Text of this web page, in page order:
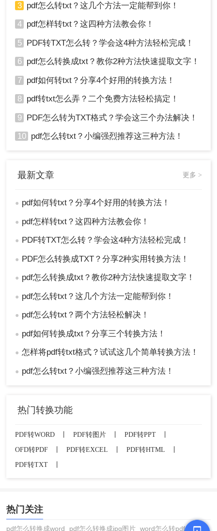
3 pdf怎么转txt？这几个方法一定能帮到你！
4 pdf怎样转txt？这四种方法教会你！
5 PDF转TXT怎么转？学会这4种方法轻松完成！
6 pdf怎么转换成txt？教你2种方法快速提取文字！
7 pdf如何转txt？分享4个好用的转换方法！
8 pdf转txt怎么弄？二个免费方法轻松搞定！
9 PDF怎么转为TXT格式？学会这三个办法解决！
10 pdf怎么转txt？小编强烈推荐这三种方法！
最新文章 更多 >
● pdf如何转txt？分享4个好用的转换方法！
● pdf怎样转txt？这四种方法教会你！
● PDF转TXT怎么转？学会这4种方法轻松完成！
● PDF怎么转换成TXT？分享2种实用转换方法！
● pdf怎么转换成txt？教你2种方法快速提取文字！
● pdf怎么转txt？这几个方法一定能帮到你！
● pdf怎么转txt？两个方法轻松解决！
● pdf如何转换成txt？分享三个转换方法！
● 怎样将pdf转txt格式？试试这几个简单转换方法！
● pdf怎么转txt？小编强烈推荐这三种方法！
热门转换功能
PDF转WORD PDF转图片 PDF转PPT
OFD转PDF
PDF转EXCEL PDF转HTML
PDF转TXT
热门关注
pdf怎么转换成word pdf怎么转换成jpg图片 word怎么转pdf